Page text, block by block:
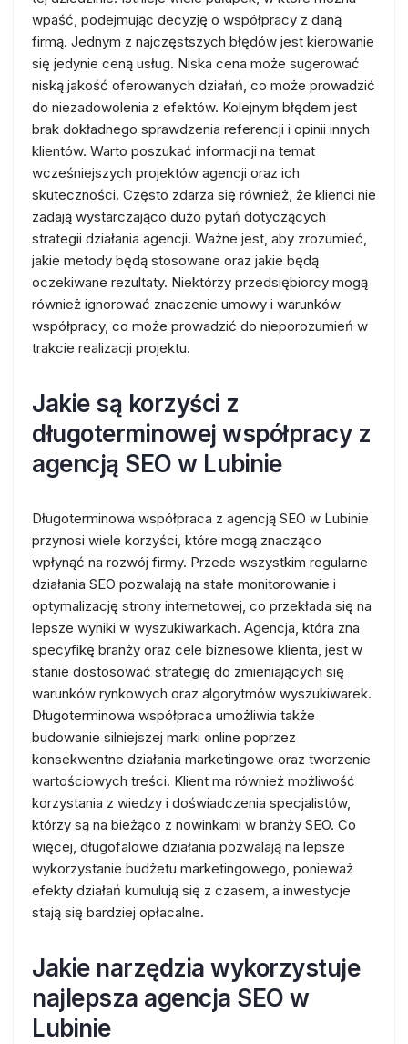
wpaść, podejmując decyzję o współpracy z daną
firmą. Jednym z najczęstszych błędów jest kierowanie
się jedynie ceną usług. Niska cena może sugerować
niską jakość oferowanych działań, co może prowadzić
do niezadowolenia z efektów. Kolejnym błędem jest
brak dokładnego sprawdzenia referencji i opinii innych
klientów. Warto poszukać informacji na temat
wcześniejszych projektów agencji oraz ich
skuteczności. Często zdarza się również, że klienci nie
zadają wystarczająco dużo pytań dotyczących
strategii działania agencji. Ważne jest, aby zrozumieć,
jakie metody będą stosowane oraz jakie będą
oczekiwane rezultaty. Niektórzy przedsiębiorcy mogą
również ignorować znaczenie umowy i warunków
współpracy, co może prowadzić do nieporozumień w
trakcie realizacji projektu.
Jakie są korzyści z
długoterminowej współpracy z
agencją SEO w Lubinie
Długoterminowa współpraca z agencją SEO w Lubinie
przynosi wiele korzyści, które mogą znacząco
wpłynąć na rozwój firmy. Przede wszystkim regularne
działania SEO pozwalają na stałe monitorowanie i
optymalizację strony internetowej, co przekłada się na
lepsze wyniki w wyszukiwarkach. Agencja, która zna
specyfikę branży oraz cele biznesowe klienta, jest w
stanie dostosować strategię do zmieniających się
warunków rynkowych oraz algorytmów wyszukiwarek.
Długoterminowa współpraca umożliwia także
budowanie silniejszej marki online poprzez
konsekwentne działania marketingowe oraz tworzenie
wartościowych treści. Klient ma również możliwość
korzystania z wiedzy i doświadczenia specjalistów,
którzy są na bieżąco z nowinkami w branży SEO. Co
więcej, długofalowe działania pozwalają na lepsze
wykorzystanie budżetu marketingowego, ponieważ
efekty działań kumulują się z czasem, a inwestycje
stają się bardziej opłacalne.
Jakie narzędzia wykorzystuje
najlepsza agencja SEO w
Lubinie